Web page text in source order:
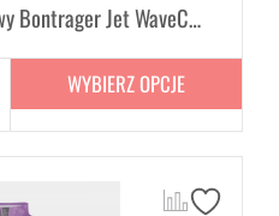
Dziecięcy kask rowerowy Bontrager Jet WaveCel 48-52 cm - różne kolory
WYBIERZ OPCJE